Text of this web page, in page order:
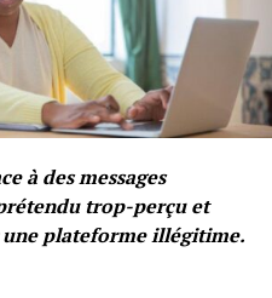
à des messages
trop-perçu et
plateforme illégitime.